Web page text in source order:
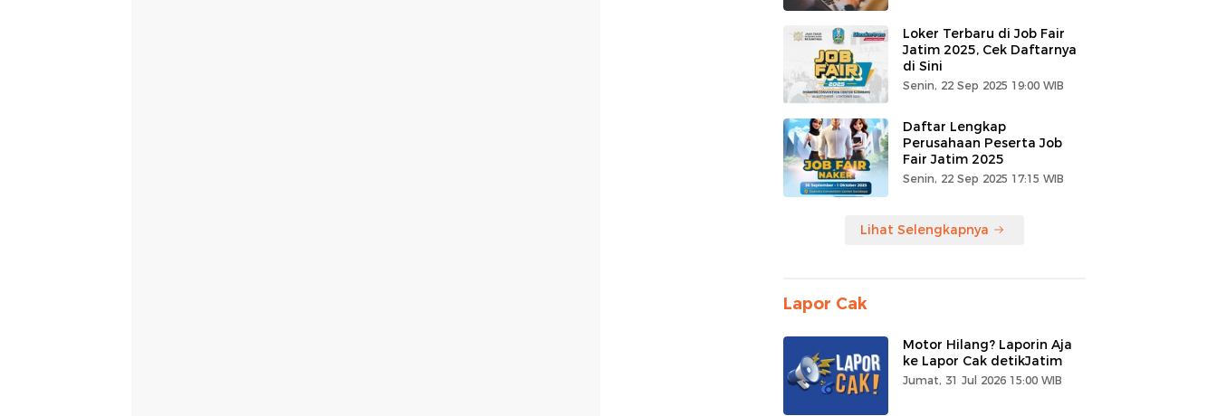
Loker Terbaru di Job Fair
Jatim 2025, Cek Daftarnya
di Sini
Senin, 22 Sep 2025 19:00 WIB
Daftar Lengkap
Perusahaan Peserta Job
Fair Jatim 2025
Senin, 22 Sep 2025 17:15 WIB
Lihat Selengkapnya
Lapor Cak
Motor Hilang? Laporin Aja
ke Lapor Cak detikJatim
Jumat, 31 Jul 2026 15:00 WIB